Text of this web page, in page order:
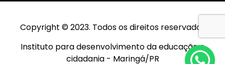
Copyright © 2023. Todos os direitos reservados
Instituto para desenvolvimento da educação e
cidadania - Maringá/PR